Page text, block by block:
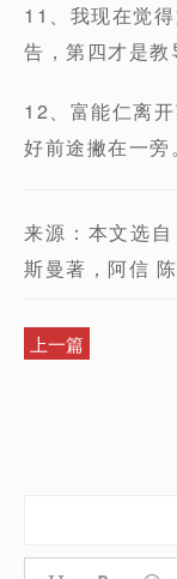
11、我现在觉
告，第四才是
12、富能仁离
好前途撇在一旁
来源：本文选
斯曼著，阿信
上一篇